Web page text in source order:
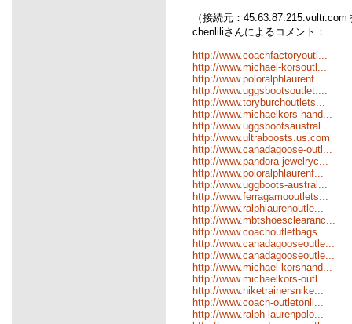
（接続元：
chenliliさんによるコメント：
http://www.coachfactoryoutl...
http://www.michael-korsoutl...
http://www.poloralphlaurenf...
http://www.uggsbootsoutlet....
http://www.toryburchoutlets...
http://www.michaelkors-hand...
http://www.uggsbootsaustral...
http://www.ultraboosts.us.com
http://www.canadagoose-outl...
http://www.pandora-jewelryc...
http://www.poloralphlaurenf...
http://www.uggboots-austral...
http://www.ferragamooutlets...
http://www.ralphlaurenoutle...
http://www.mbtshoesclearanc...
http://www.coachoutletbags....
http://www.canadagooseoutle...
http://www.canadagooseoutle...
http://www.michael-korshand...
http://www.michaelkors-outl...
http://www.niketrainersnike...
http://www.coach-outletonli...
http://www.ralph-laurenpolo...